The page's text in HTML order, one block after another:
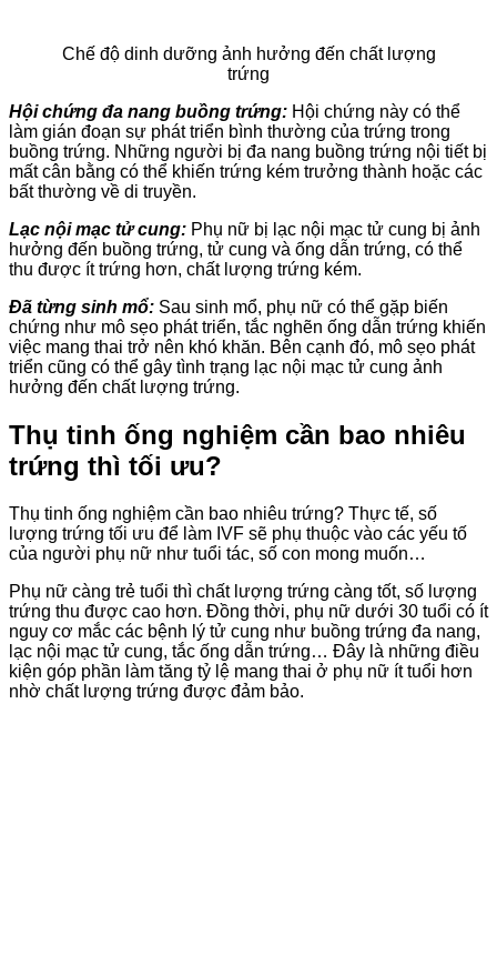
Chế độ dinh dưỡng ảnh hưởng đến chất lượng
trứng
Hội chứng đa nang buồng trứng: Hội chứng này có thể
làm gián đoạn sự phát triển bình thường của trứng trong
buồng trứng. Những người bị đa nang buồng trứng nội tiết bị
mất cân bằng có thể khiến trứng kém trưởng thành hoặc các
bất thường về di truyền.
Lạc nội mạc tử cung: Phụ nữ bị lạc nội mạc tử cung bị ảnh
hưởng đến buồng trứng, tử cung và ống dẫn trứng, có thể
thu được ít trứng hơn, chất lượng trứng kém.
Đã từng sinh mổ: Sau sinh mổ, phụ nữ có thể gặp biến
chứng như mô sẹo phát triển, tắc nghẽn ống dẫn trứng khiến
việc mang thai trở nên khó khăn. Bên cạnh đó, mô sẹo phát
triển cũng có thể gây tình trạng lạc nội mạc tử cung ảnh
hưởng đến chất lượng trứng.
Thụ tinh ống nghiệm cần bao nhiêu
trứng thì tối ưu?
Thụ tinh ống nghiệm cần bao nhiêu trứng? Thực tế, số
lượng trứng tối ưu để làm IVF sẽ phụ thuộc vào các yếu tố
của người phụ nữ như tuổi tác, số con mong muốn…
Phụ nữ càng trẻ tuổi thì chất lượng trứng càng tốt, số lượng
trứng thu được cao hơn. Đồng thời, phụ nữ dưới 30 tuổi có ít
nguy cơ mắc các bệnh lý tử cung như buồng trứng đa nang,
lạc nội mạc tử cung, tắc ống dẫn trứng… Đây là những điều
kiện góp phần làm tăng tỷ lệ mang thai ở phụ nữ ít tuổi hơn
nhờ chất lượng trứng được đảm bảo.